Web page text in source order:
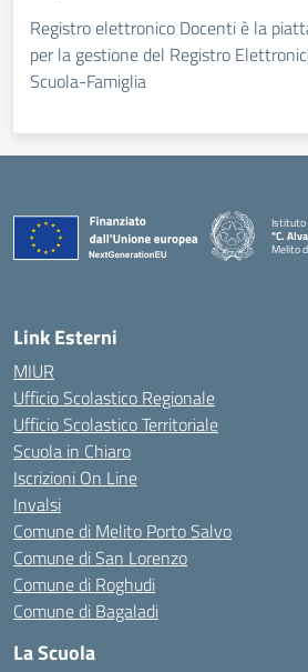
Registro elettronico Docenti è la
per la gestione del Registro
Scuola-Famiglia
Istituto
"C.
Melito
Link Esterni
MIUR
Ufficio Scolastico Regionale
Ufficio Scolastico Territoriale
Scuola in Chiaro
Iscrizioni On Line
Invalsi
Comune di Melito Porto Salvo
Comune di San Lorenzo
Comune di Roghudi
Comune di Bagaladi
La Scuola